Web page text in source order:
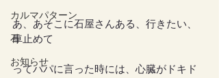
カルマパターン
石
お知らせ
あ、あそこに石屋さんある、行きたい、
車止めて
ってパパに言った時には、心臓がドキド